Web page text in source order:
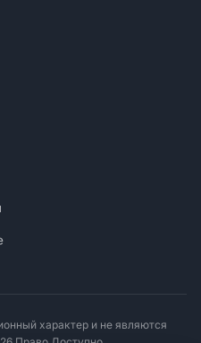
характер и не являются